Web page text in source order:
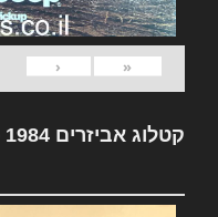
«
‹
קטלוג אביזרים Jeep 1984